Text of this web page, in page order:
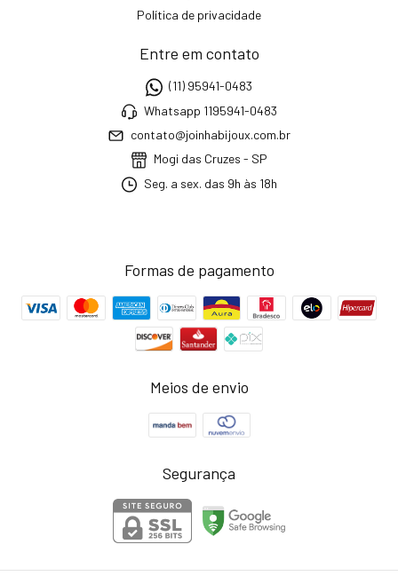
Política de privacidade
Entre em contato
(11) 95941-0483
Whatsapp 1195941-0483
contato@joinhabijoux.com.br
Mogi das Cruzes - SP
Seg. a sex. das 9h às 18h
Formas de pagamento
Meios de envio
Segurança